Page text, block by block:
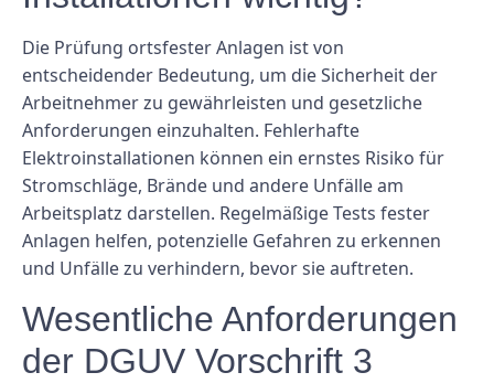
Die Prüfung ortsfester Anlagen ist von
entscheidender Bedeutung, um die Sicherheit der
Arbeitnehmer zu gewährleisten und gesetzliche
Anforderungen einzuhalten. Fehlerhafte
Elektroinstallationen können ein ernstes Risiko für
Stromschläge, Brände und andere Unfälle am
Arbeitsplatz darstellen. Regelmäßige Tests fester
Anlagen helfen, potenzielle Gefahren zu erkennen
und Unfälle zu verhindern, bevor sie auftreten.
Wesentliche Anforderungen
der DGUV Vorschrift 3